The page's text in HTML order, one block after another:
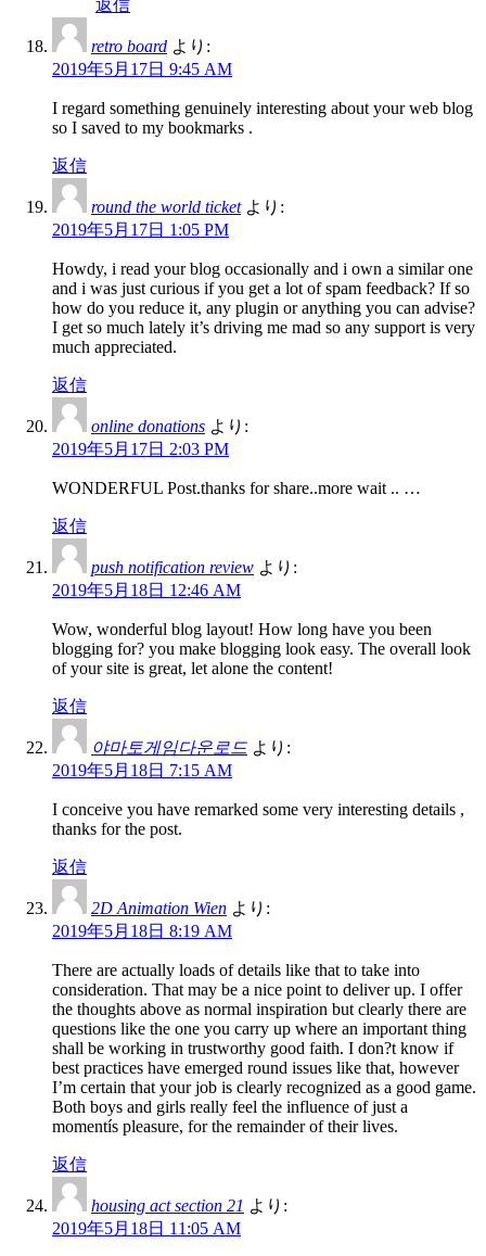
返信
retro board より:
2019年5月17日 9:45 AM
I regard something genuinely interesting about your web blog
so I saved to my bookmarks .
返信
round the world ticket より:
2019年5月17日 1:05 PM
Howdy, i read your blog occasionally and i own a similar one
and i was just curious if you get a lot of spam feedback? If so
how do you reduce it, any plugin or anything you can advise?
I get so much lately it’s driving me mad so any support is very
much appreciated.
返信
online donations より:
2019年5月17日 2:03 PM
WONDERFUL Post.thanks for share..more wait .. …
返信
push notification review より:
2019年5月18日 12:46 AM
Wow, wonderful blog layout! How long have you been
blogging for? you make blogging look easy. The overall look
of your site is great, let alone the content!
返信
야마토게임다운로드 より:
2019年5月18日 7:15 AM
I conceive you have remarked some very interesting details ,
thanks for the post.
返信
2D Animation Wien より:
2019年5月18日 8:19 AM
There are actually loads of details like that to take into
consideration. That may be a nice point to deliver up. I offer
the thoughts above as normal inspiration but clearly there are
questions like the one you carry up where an important thing
shall be working in trustworthy good faith. I don?t know if
best practices have emerged round issues like that, however
I’m certain that your job is clearly recognized as a good game.
Both boys and girls really feel the influence of just a
momentís pleasure, for the remainder of their lives.
返信
housing act section 21 より:
2019年5月18日 11:05 AM